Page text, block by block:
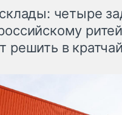
четыре
решить в